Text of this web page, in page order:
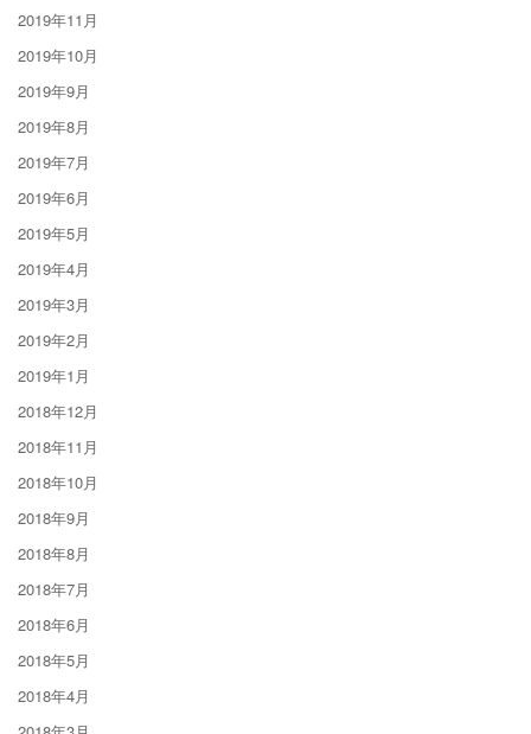
2019年11月
2019年10月
2019年9月
2019年8月
2019年7月
2019年6月
2019年5月
2019年4月
2019年3月
2019年2月
2019年1月
2018年12月
2018年11月
2018年10月
2018年9月
2018年8月
2018年7月
2018年6月
2018年5月
2018年4月